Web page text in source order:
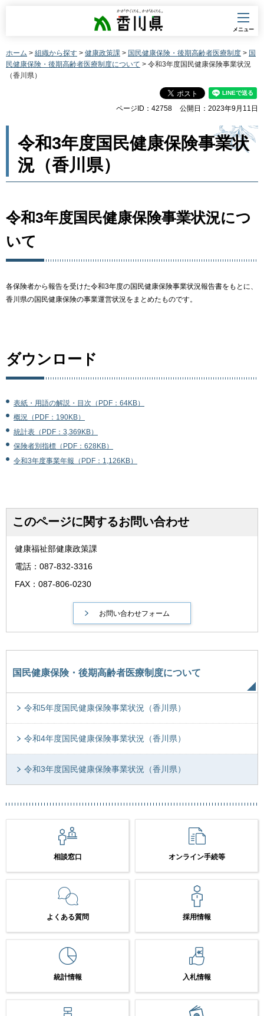
香川県
メニュー
ホーム > 組織から探す > 健康政策課 > 国民健康保険・後期高齢者医療制度 > 国
民健康保険・後期高齢者医療制度について > 令和3年度国民健康保険事業状況
（香川県）
ページID：42758 公開日：2023年9月11日
令和3年度国民健康保険事業状
況（香川県）
令和3年度国民健康保険事業状況につ
いて
各保険者から報告を受けた令和3年度の国民健康保険事業状況報告書をもとに、
香川県の国民健康保険の事業運営状況をまとめたものです。
ダウンロード
表紙・用語の解説・目次（PDF：64KB）
概況（PDF：190KB）
統計表（PDF：3,369KB）
保険者別指標（PDF：628KB）
令和3年度事業年報（PDF：1,126KB）
このページに関するお問い合わせ
健康福祉部健康政策課
電話：087-832-3316
FAX：087-806-0230
国民健康保険・後期高齢者医療制度について
令和5年度国民健康保険事業状況（香川県）
令和4年度国民健康保険事業状況（香川県）
令和3年度国民健康保険事業状況（香川県）
相談窓口 オンライン手続等
よくある質問 採用情報
統計情報 入札情報